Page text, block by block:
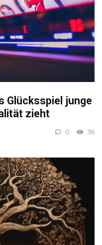
Glücksspiel junge
zieht
0 36